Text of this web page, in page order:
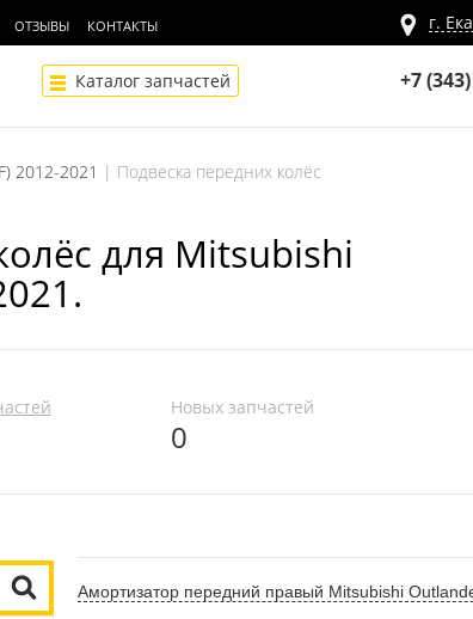
ОТЗЫВЫ КОНТАКТЫ г.
Каталог запчастей +7
2012-2021 Подвеска передних колёс
для Mitsubishi
Новых запчастей
0
Амортизатор передний правый Mitsubishi